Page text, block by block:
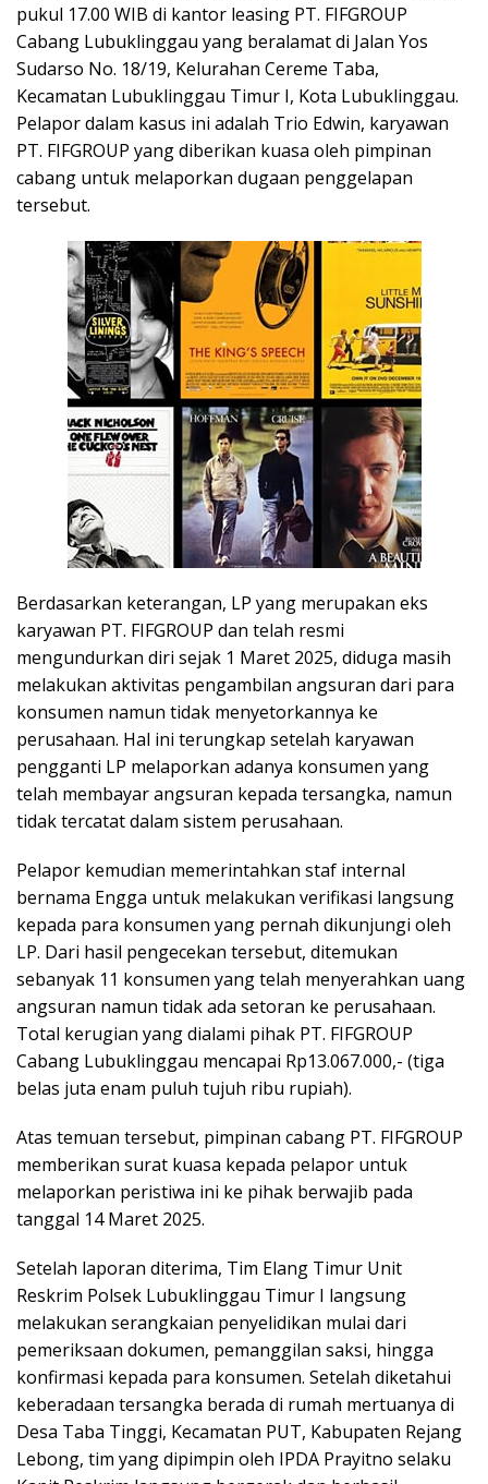
pukul 17.00 WIB di kantor leasing PT. FIFGROUP
Cabang Lubuklinggau yang beralamat di Jalan Yos
Sudarso No. 18/19, Kelurahan Cereme Taba,
Kecamatan Lubuklinggau Timur I, Kota Lubuklinggau.
Pelapor dalam kasus ini adalah Trio Edwin, karyawan
PT. FIFGROUP yang diberikan kuasa oleh pimpinan
cabang untuk melaporkan dugaan penggelapan
tersebut.
Berdasarkan keterangan, LP yang merupakan eks
karyawan PT. FIFGROUP dan telah resmi
mengundurkan diri sejak 1 Maret 2025, diduga masih
melakukan aktivitas pengambilan angsuran dari para
konsumen namun tidak menyetorkannya ke
perusahaan. Hal ini terungkap setelah karyawan
pengganti LP melaporkan adanya konsumen yang
telah membayar angsuran kepada tersangka, namun
tidak tercatat dalam sistem perusahaan.
Pelapor kemudian memerintahkan staf internal
bernama Engga untuk melakukan verifikasi langsung
kepada para konsumen yang pernah dikunjungi oleh
LP. Dari hasil pengecekan tersebut, ditemukan
sebanyak 11 konsumen yang telah menyerahkan uang
angsuran namun tidak ada setoran ke perusahaan.
Total kerugian yang dialami pihak PT. FIFGROUP
Cabang Lubuklinggau mencapai Rp13.067.000,- (tiga
belas juta enam puluh tujuh ribu rupiah).
Atas temuan tersebut, pimpinan cabang PT. FIFGROUP
memberikan surat kuasa kepada pelapor untuk
melaporkan peristiwa ini ke pihak berwajib pada
tanggal 14 Maret 2025.
Setelah laporan diterima, Tim Elang Timur Unit
Reskrim Polsek Lubuklinggau Timur I langsung
melakukan serangkaian penyelidikan mulai dari
pemeriksaan dokumen, pemanggilan saksi, hingga
konfirmasi kepada para konsumen. Setelah diketahui
keberadaan tersangka berada di rumah mertuanya di
Desa Taba Tinggi, Kecamatan PUT, Kabupaten Rejang
Lebong, tim yang dipimpin oleh IPDA Prayitno selaku